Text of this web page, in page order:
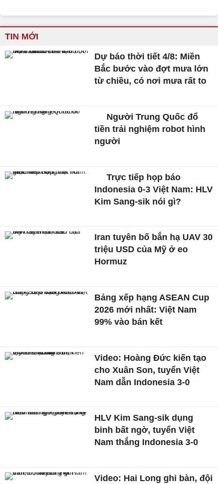
TIN MỚI
Dự báo thời tiết 4/8: Miền
Bắc bước vào đợt mưa lớn
từ chiều, có nơi mưa rất to
Người Trung Quốc đổ
tiền trải nghiệm robot hình
người
Trực tiếp họp báo
Indonesia 0-3 Việt Nam: HLV
Kim Sang-sik nói gì?
Iran tuyên bố bắn hạ UAV 30
triệu USD của Mỹ ở eo
Hormuz
Bảng xếp hạng ASEAN Cup
2026 mới nhất: Việt Nam
99% vào bán kết
Video: Hoàng Đức kiến tạo
cho Xuân Son, tuyển Việt
Nam dẫn Indonesia 3-0
HLV Kim Sang-sik dụng
binh bất ngờ, tuyển Việt
Nam thắng Indonesia 3-0
Video: Hai Long ghi bàn, đội